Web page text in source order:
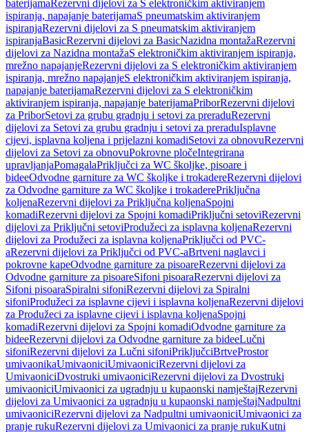
baterijamaRezervni dijelovi za S elektroničkim aktiviranjem
ispiranja, napajanje baterijamaS pneumatskim aktiviranjem
ispiranjaRezervni dijelovi za S pneumatskim aktiviranjem
ispiranjaBasicRezervni dijelovi za BasicNazidna montažaRezervni
dijelovi za Nazidna montažaS elektroničkim aktiviranjem ispiranja,
mrežno napajanjeRezervni dijelovi za S elektroničkim aktiviranjem
ispiranja, mrežno napajanjeS elektroničkim aktiviranjem ispiranja,
napajanje baterijamaRezervni dijelovi za S elektroničkim
aktiviranjem ispiranja, napajanje baterijamaPriborRezervni dijelovi
za PriborSetovi za grubu gradnju i setovi za preraduRezervni
dijelovi za Setovi za grubu gradnju i setovi za preraduIsplavne
cijevi, isplavna koljena i prijelazni komadiSetovi za obnovuRezervni
dijelovi za Setovi za obnovuPokrovne pločeIntegrirana
upravljanjaPomagalaPriključci za WC školjke, pisoare i
bideeOdvodne garniture za WC školjke i trokadereRezervni dijelovi
za Odvodne garniture za WC školjke i trokaderePriključna
koljenaRezervni dijelovi za Priključna koljenaSpojni
komadiRezervni dijelovi za Spojni komadiPriključni setoviRezervni
dijelovi za Priključni setoviProdužeci za isplavna koljenaRezervni
dijelovi za Produžeci za isplavna koljenaPriključci od PVC-
aRezervni dijelovi za Priključci od PVC-aBrtveni naglavci i
pokrovne kapeOdvodne garniture za pisoareRezervni dijelovi za
Odvodne garniture za pisoareSifoni pisoaraRezervni dijelovi za
Sifoni pisoaraSpiralni sifoniRezervni dijelovi za Spiralni
sifoniProdužeci za isplavne cijevi i isplavna koljenaRezervni dijelovi
za Produžeci za isplavne cijevi i isplavna koljenaSpojni
komadiRezervni dijelovi za Spojni komadiOdvodne garniture za
bideeRezervni dijelovi za Odvodne garniture za bideeLučni
sifoniRezervni dijelovi za Lučni sifoniPriključciBrtveProstor
umivaonikaUmivaoniciUmivaoniciRezervni dijelovi za
UmivaoniciDvostruki umivaoniciRezervni dijelovi za Dvostruki
umivaoniciUmivaonici za ugradnju u kupaonski namještajRezervni
dijelovi za Umivaonici za ugradnju u kupaonski namještajNadpultni
umivaoniciRezervni dijelovi za Nadpultni umivaoniciUmivaonici za
pranje rukuRezervni dijelovi za Umivaonici za pranje rukuKutni